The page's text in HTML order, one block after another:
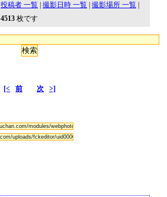
投稿者 一覧 撮影日時 一覧 撮影場所 一覧
4513 枚です
[< 前 次 >]